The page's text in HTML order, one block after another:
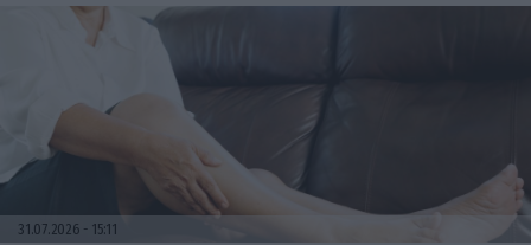
31.07.2026 15:11